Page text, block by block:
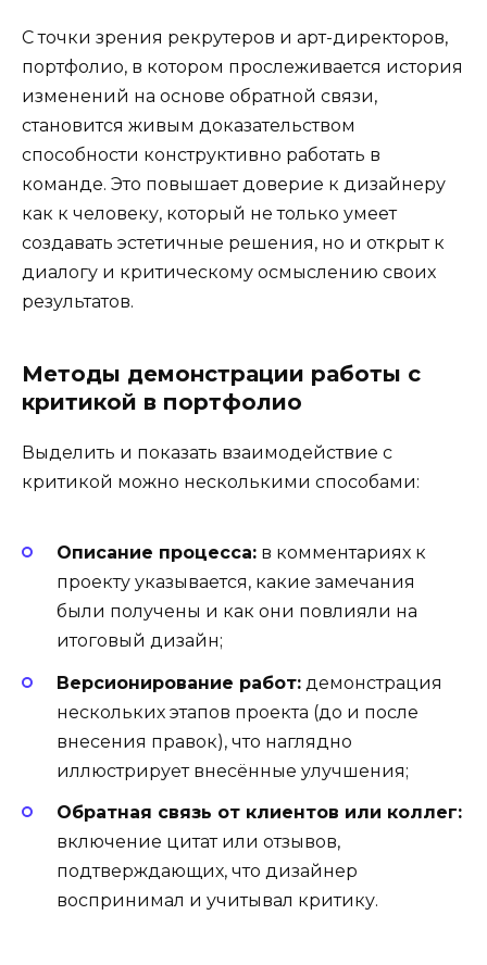
С точки зрения рекрутеров и арт-директоров,
портфолио, в котором прослеживается история
изменений на основе обратной связи,
становится живым доказательством
способности конструктивно работать в
команде. Это повышает доверие к дизайнеру
как к человеку, который не только умеет
создавать эстетичные решения, но и открыт к
диалогу и критическому осмыслению своих
результатов.
Методы демонстрации работы с
критикой в портфолио
Выделить и показать взаимодействие с
критикой можно несколькими способами:
Описание процесса: в комментариях к
проекту указывается, какие замечания
были получены и как они повлияли на
итоговый дизайн;
Версионирование работ: демонстрация
нескольких этапов проекта (до и после
внесения правок), что наглядно
иллюстрирует внесённые улучшения;
Обратная связь от клиентов или коллег:
включение цитат или отзывов,
подтверждающих, что дизайнер
воспринимал и учитывал критику.